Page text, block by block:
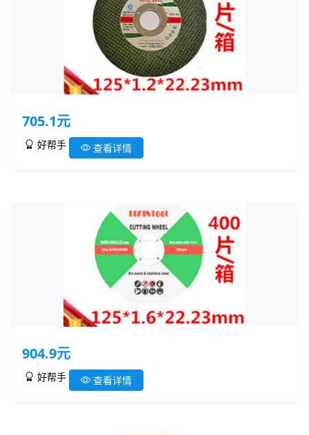
705.1元
好帮手 查看详情
904.9元
好帮手 查看详情